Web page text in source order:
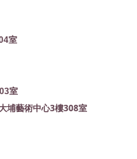
室
室
埔藝術中心3樓308室